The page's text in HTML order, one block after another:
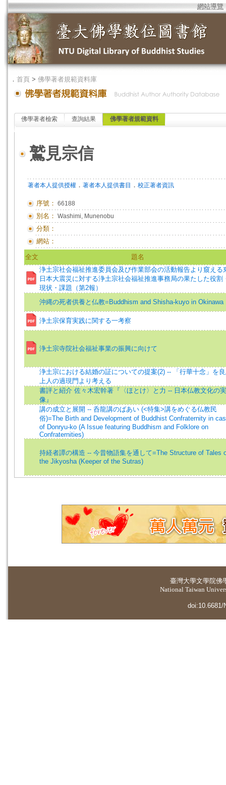
網站導覽
． 首頁 > 佛學著者規範資料庫
佛學著者檢索 查詢結果 佛學著者規範資料
鷲見宗信
著者本人提供授權 ． 著者本人提供書目 ． 校正著者資訊
序號： 66188
別名： Washimi, Munenobu
分類：
網站：
全文
題名
浄土宗社会福祉推進委員会及び作業部会の活動報告より窺える
日本大震災に対する浄土宗社会福祉推進事務局の果たした役割
現状・課題（第2報）
沖縄の死者供養と仏教=Buddhism and Shisha-kuyo in Okinawa
浄土宗保育実践に関する一考察
浄土宗寺院社会福祉事業の振興に向けて
浄土宗における結婚の証についての提案(2) -- 「行華十念」を
上人の過現門より考える
書評と紹介 佐々木宏幹著『〈ほとけ〉と力 -- 日本仏教文化の実
像』
講の成立と展開 -- 呑龍講のばあい (<特集>講をめぐる仏教民
俗)=The Birth and Development of Buddhist Confraternity in
of Donryu-ko (A Issue featuring Buddhism and Folklore on
Confraternities)
持経者譚の構造 -- 今昔物語集を通して=The Structure of Tales
the Jikyosha (Keeper of the Sutras)
臺灣大學文學院佛
National Taiwan
doi:10.6681/